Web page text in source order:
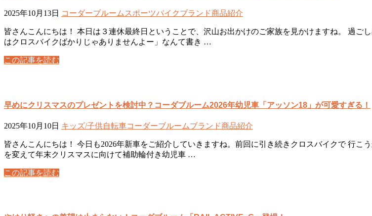
2025年10月13日 コーダーブルームスポーツバイク ブランド商品紹介
皆さんこんにちは！ 本日は３連休最終日ということで、沢山お出かけのご家族を見かけますね。 過
はクロスバイクばかりじゃありませんよー」なんて書き …
この記事を読む
早めにクリスマスのプレゼントを検討中？コーダブルーム2026年幼児車「アッソン18」が可愛すぎる！
2025年10月10日 キッズ/子供自転車コーダーブルームブランド商品紹介
皆さんこんにちは！ 今日も2026年新車をご紹介していきますね。前回に引き続きクロスバイクで 行
を変えて年末クリスマスに向けて補助輪付き幼児車 …
この記事を読む